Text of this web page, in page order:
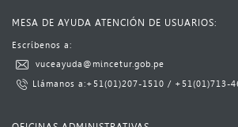
MESA DE AYUDA ATENCIÓN DE USUARIOS:
Escríbenos a:​​​
vuceayuda@mincetur.gob.pe​
L​lámanos a:​+51(01)​207-1510 ​​ / ​ +51(01)713-